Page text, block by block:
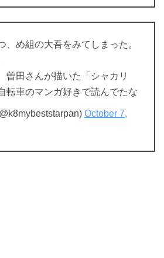
、め組の大吾をみてしまった。
曽田さんが描いた「シャカリ
転車のマンガ好きで読んでたな
October 7,